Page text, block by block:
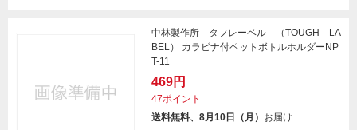
中林製作所 タフレーベル （TOUGH LA
BEL） カラビナ付ペットボトルホルダーNP
T-11
469円
47ポイント
送料無料、8月10日（月） お届け